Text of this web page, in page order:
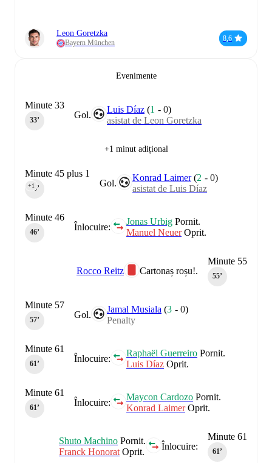
Leon Goretzka
Bayern München
8,6
Evenimente
Gol.
Luis Díaz (1 -0)
asistat de Leon Goretzka
Minute 33
33‎’‎
+1 minut adițional
Gol.
Konrad Laimer (2 -0)
asistat de Luis Díaz
Minute 45 plus 1
45‎’‎
+1
Înlocuire:
Jonas Urbig Pornit.
Manuel NeuerOprit.
Minute 46
46‎’‎
Minute 55
55‎’‎
Cartonaș roșu!.
Rocco Reitz
Gol.
Jamal Musiala (3 -0)
Penalty
Minute 57
57‎’‎
Înlocuire:
Raphaël Guerreiro Pornit.
Luis Díaz Oprit.
Minute 61
61‎’‎
Înlocuire:
Maycon Cardozo Pornit.
Konrad LaimerOprit.
Minute 61
61‎’‎
Minute 61
61‎’‎
Înlocuire:
Shuto Machino Pornit.
Franck Honorat Oprit.